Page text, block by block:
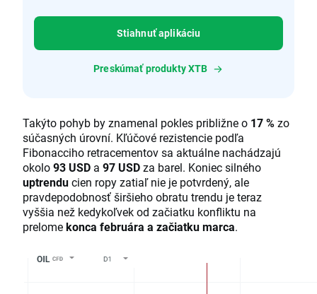
Stiahnuť aplikáciu
Preskúmať produkty XTB
Takýto pohyb by znamenal pokles približne o 17 %zo
súčasných úrovní. Kľúčové rezistencie podľa
Fibonacciho retracementov sa aktuálne nachádzajú
okolo93 USD a 97 USDza barel. Koniec silného
uptrenducien ropy zatiaľ nie je potvrdený, ale
pravdepodobnosť širšieho obratu trendu je teraz
vyššia než kedykoľvek od začiatku konfliktu na
prelomekonca februára a začiatku marca.